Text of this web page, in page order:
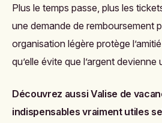
Plus le temps passe, plus les
une demande de remboursement
organisation légère protège
qu’elle évite que l’argent
Découvrez aussi Valise de
indispensables vraiment utiles